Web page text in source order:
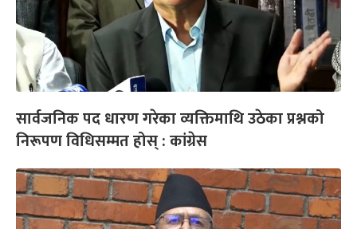
सार्वजनिक पद धारण गरेका व्यक्तिमाथि उठेका प्रश्नको
निरूपण विधिसम्मत होस् : कांग्रेस